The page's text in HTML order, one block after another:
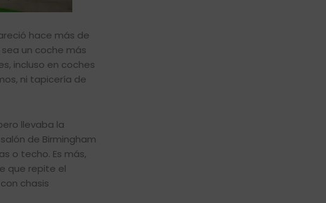
hace más de
un coche más
incluso en coches
ni tapicería de
llevaba la
de Birmingham
o techo. Es más,
que repite el
chasis